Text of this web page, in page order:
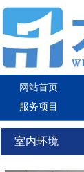
网站首页
服务项目
室内环境